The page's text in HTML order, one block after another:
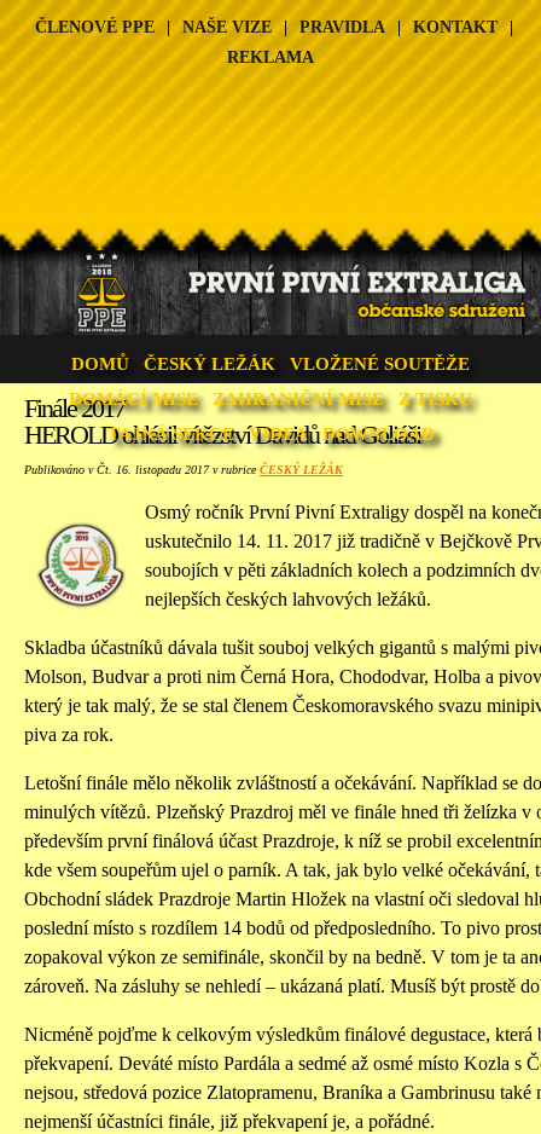
ČLENOVÉ PPE | NAŠE VIZE | PRAVIDLA | KONTAKT |
REKLAMA
DOMŮ ČESKÝ LEŽÁK
VLOŽENÉ SOUTĚŽE
DOMÁCÍ MISE
ZAHRANIČNÍ MISE
Z TISKU
TAJNÁ SEKCE
VIDEA DOWNLOAD
Finále 2017
HEROLD ohlásil vítězství Davidů nad Goliáši
Publikováno v Čt. 16. listopadu 2017 v rubriceČESKÝ LEŽÁK
Osmý ročník První Pivní Extraligy dospěl na
uskutečnilo 14. 11. 2017 již tradičně v Bejčkově
soubojích v pěti základních kolech a podzimních
nejlepších českých lahvových ležáků.
Skladba účastníků dávala tušit souboj velkých gigantů s malými
Molson, Budvar a proti nim Černá Hora, Chododvar, Holba a
který je tak malý, že se stal členem Českomoravského svazu
piva za rok.
Letošní finále mělo několik zvláštností a očekávání. Například se
minulých vítězů. Plzeňský Prazdroj měl ve finále hned tři želízka v
především první finálová účast Prazdroje, k níž se probil
kde všem soupeřům ujel o parník. A tak, jak bylo velké očekávání,
Obchodní sládek Prazdroje Martin Hložek na vlastní oči sledoval
poslední místo s rozdílem 14 bodů od předposledního. To pivo
zopakoval výkon ze semifinále, skončil by na bedně. V tom je ta
zároveň. Na zásluhy se nehledí – ukázaná platí. Musíš být prostě
Nicméně pojďme k celkovým výsledkům finálové degustace,
překvapení. Deváté místo Pardála a sedmé až osmé místo Kozla s
nejsou, středová pozice Zlatopramenu, Braníka a Gambrinusu také
nejmenší účastníci finále, již překvapení je, a pořádné.